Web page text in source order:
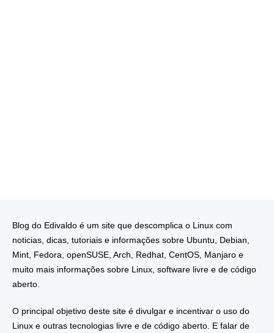
Blog do Edivaldo é um site que descomplica o Linux com
noticias, dicas, tutoriais e informações sobre Ubuntu, Debian,
Mint, Fedora, openSUSE, Arch, Redhat, CentOS, Manjaro e
muito mais informações sobre Linux, software livre e de código
aberto.
O principal objetivo deste site é divulgar e incentivar o uso do
Linux e outras tecnologias livre e de código aberto. E falar de